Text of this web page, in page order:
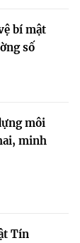
bí mật
số
môi
minh
Tín